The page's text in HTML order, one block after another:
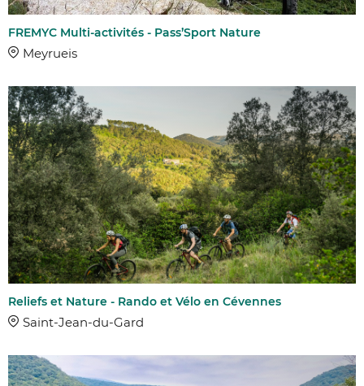
FREMYC Multi-activités - Pass’Sport Nature
Meyrueis
Reliefs et Nature - Rando et Vélo en Cévennes
Saint-Jean-du-Gard